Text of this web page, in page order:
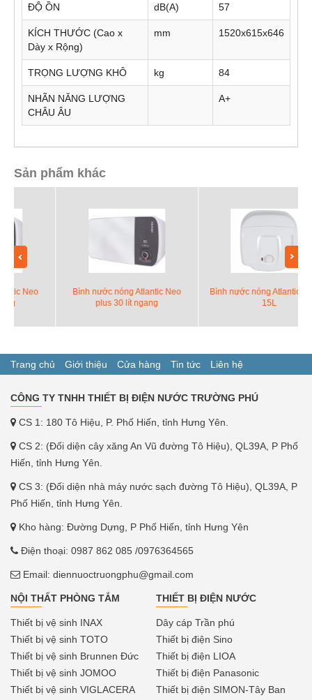
ĐỘ ỒN dB(A) 57
KÍCH THƯỚC (Cao x
Dày x Rộng)
mm 1520x615x646
TRỌNG LƯỢNG KHÔ kg 84
NHÃN NĂNG LƯỢNG
CHÂU ÂU
A+
Sản phẩm khác
Bình nước nóng Atlantic Neo
plus 30 lít ngang
Bình nước nóng Atlantic Access
Trang chủ Giới thiệu Cửa hàng Tin tức Liên hệ
CÔNG TY TNHH THIẾT BỊ ĐIỆN NƯỚC TRƯỜNG PHÚ
CS 1: 180 Tô Hiệu, P. Phố Hiến, tỉnh Hưng Yên.
CS 2: (Đối diện cây xăng An Vũ đường Tô Hiệu), QL39A, P Phố
Hiến, tỉnh Hưng Yên.
CS 3: (Đối diện nhà máy nước sạch đường Tô Hiệu), QL39A, P
Phố Hiến, tỉnh Hưng Yên.
Kho hàng: Đường Dựng, P Phố Hiến, tỉnh Hưng Yên
Điện thoại: 0987 862 085 /0976364565
Email: diennuoctruongphu@gmail.com
NỘI THẤT PHÒNG TẮM
Thiết bị vệ sinh INAX
Thiết bị vệ sinh TOTO
Thiết bị vệ sinh Brunnen Đức
Thiết bị vệ sinh JOMOO
Thiết bị vệ sinh VIGLACERA
THIẾT BỊ ĐIỆN NƯỚC
Dây cáp Trần phú
Thiết bị điện Sino
Thiết bị điện LIOA
Thiết bị điện Panasonic
Thiết bị điện SIMON-Tây Ban